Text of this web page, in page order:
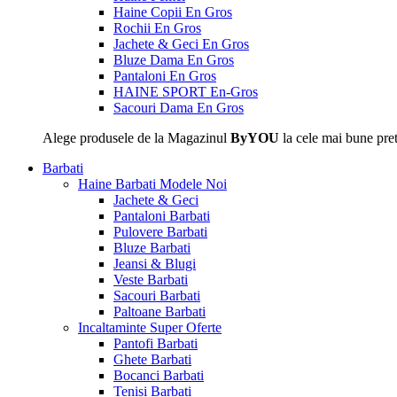
Haine Copii En Gros
Rochii En Gros
Jachete & Geci En Gros
Bluze Dama En Gros
Pantaloni En Gros
HAINE SPORT En-Gros
Sacouri Dama En Gros
Alege produsele de la Magazinul ByYOU la cele mai bune
Barbati
Haine Barbati Modele Noi
Jachete & Geci
Pantaloni Barbati
Pulovere Barbati
Bluze Barbati
Jeansi & Blugi
Veste Barbati
Sacouri Barbati
Paltoane Barbati
Incaltaminte Super Oferte
Pantofi Barbati
Ghete Barbati
Bocanci Barbati
Tenisi Barbati